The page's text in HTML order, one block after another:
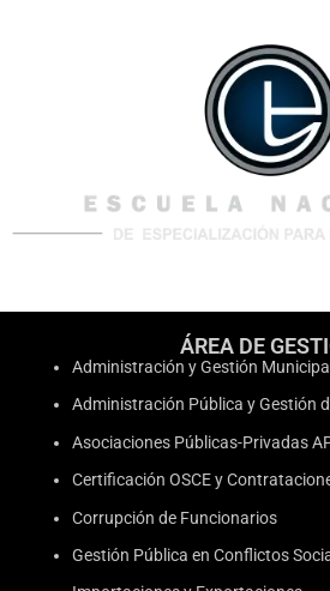
ÁREA DE
Administración y Gestión Municipal
Administración Pública y Gestión
Asociaciones Públicas-Privadas
Certificación OSCE y
Corrupción de Funcionarios
Gestión Pública en Conflictos